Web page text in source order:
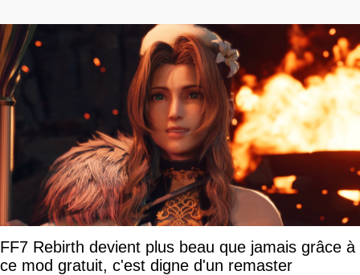
FF7 Rebirth devient plus beau que jamais grâce à
ce mod gratuit, c'est digne d'un remaster